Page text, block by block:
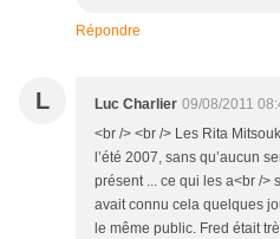
Répondre
L Luc Charlier 09/08/2011
<br /> <br /> Les Rita
l’été 2007, sans qu’aucun
présent ... ce qui les a<br />
avait connu cela quelques
le même public. Fred était